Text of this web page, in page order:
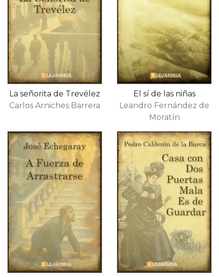
La señorita de Trevélez
Carlos Arniches Barrera
El sí de las niñas
Leandro Fernández de
Moratín